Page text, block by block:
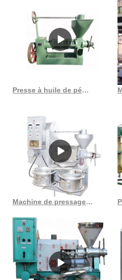
Presse à huile de pépins de raisin, prix de gros, au Sénégal
Machine de pressage d’huile par pression à froid au Gabon